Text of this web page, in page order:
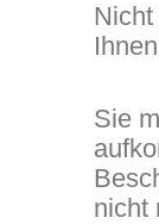
Sie
nicht